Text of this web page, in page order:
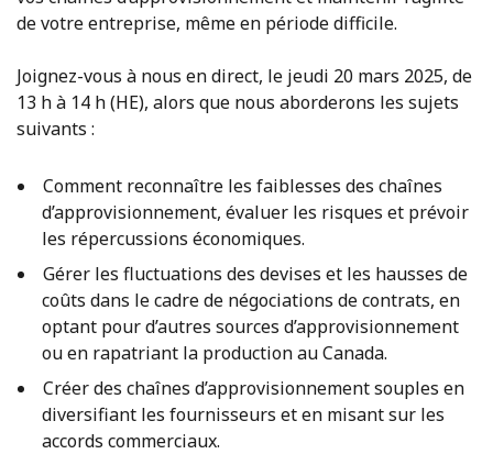
de votre entreprise, même en période difficile.
Joignez-vous à nous en direct, le jeudi 20 mars 2025, de
13 h à 14 h (HE), alors que nous aborderons les sujets
suivants :
Comment reconnaître les faiblesses des chaînes
d’approvisionnement, évaluer les risques et prévoir
les répercussions économiques.
Gérer les fluctuations des devises et les hausses de
coûts dans le cadre de négociations de contrats, en
optant pour d’autres sources d’approvisionnement
ou en rapatriant la production au Canada.
Créer des chaînes d’approvisionnement souples en
diversifiant les fournisseurs et en misant sur les
accords commerciaux.